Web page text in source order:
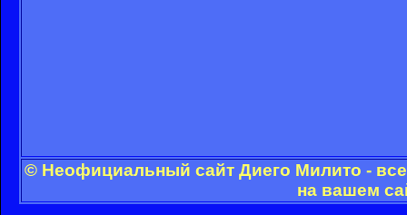
© Неофициальный сайт Диего Милито -
на вашем